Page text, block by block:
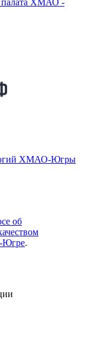
ХМАО-Югры
об
Югре.